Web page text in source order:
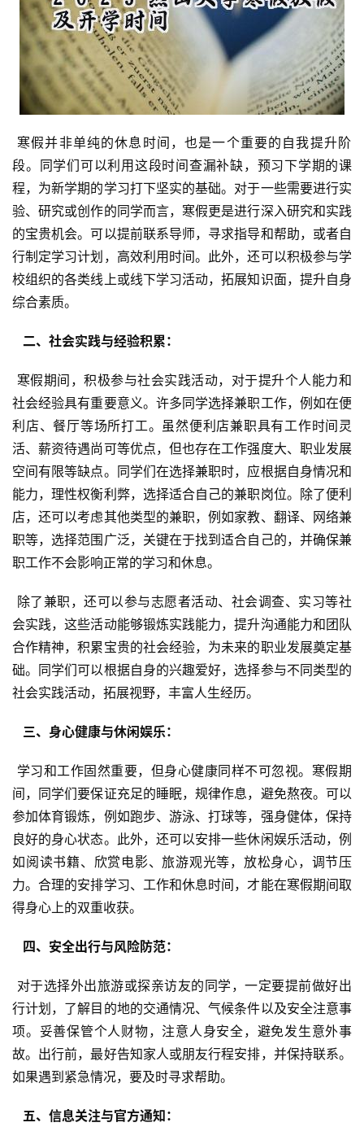
寒假并非单纯的休息时间，也是一个重要的自我提升阶
段。同学们可以利用这段时间查漏补缺，预习下学期的课
程，为新学期的学习打下坚实的基础。对于一些需要进行实
验、研究或创作的同学而言，寒假更是进行深入研究和实践
的宝贵机会。可以提前联系导师，寻求指导和帮助，或者自
行制定学习计划，高效利用时间。此外，还可以积极参与学
校组织的各类线上或线下学习活动，拓展知识面，提升自身
综合素质。
  二、社会实践与经验积累：
社会经验具有重要意义。许多同学选择兼职工作，例如在便
利店、餐厅等场所打工。虽然便利店兼职具有工作时间灵
活、薪资待遇尚可等优点，但也存在工作强度大、职业发展
空间有限等缺点。同学们在选择兼职时，应根据自身情况和
能力，理性权衡利弊，选择适合自己的兼职岗位。除了便利
店，还可以考虑其他类型的兼职，例如家教、翻译、网络兼
职等，选择范围广泛，关键在于找到适合自己的，并确保兼
职工作不会影响正常的学习和休息。
会实践，这些活动能够锻炼实践能力，提升沟通能力和团队
合作精神，积累宝贵的社会经验，为未来的职业发展奠定基
础。同学们可以根据自身的兴趣爱好，选择参与不同类型的
社会实践活动，拓展视野，丰富人生经历。
  三、身心健康与休闲娱乐：
间，同学们要保证充足的睡眠，规律作息，避免熬夜。可以
参加体育锻炼，例如跑步、游泳、打球等，强身健体，保持
良好的身心状态。此外，还可以安排一些休闲娱乐活动，例
如阅读书籍、欣赏电影、旅游观光等，放松身心，调节压
力。合理的安排学习、工作和休息时间，才能在寒假期间取
得身心上的双重收获。
  四、安全出行与风险防范：
行计划，了解目的地的交通情况、气候条件以及安全注意事
项。妥善保管个人财物，注意人身安全，避免发生意外事
故。出行前，最好告知家人或朋友行程安排，并保持联系。
如果遇到紧急情况，要及时寻求帮助。
  五、信息关注与官方通知：